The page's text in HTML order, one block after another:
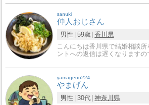
sanuki
仲人おじさん
男性 59歳 香川県
こんにちは香川県で結婚相談
ントへの返信は遅くなりますの
yamagenn224
やまげん
男性 30代 神奈川県